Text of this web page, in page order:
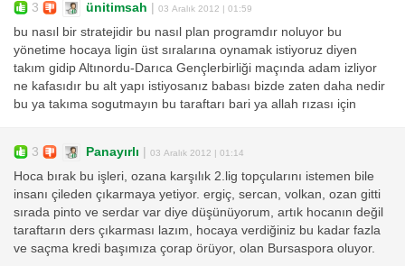
3 ünitimsah | 03 Aralık 2012 | 01:59
bu nasıl bir stratejidir bu nasıl plan programdır noluyor bu
yönetime hocaya ligin üst sıralarına oynamak istiyoruz diyen
takım gidip Altınordu-Darıca Gençlerbirliği maçında adam izliyor
ne kafasıdır bu alt yapı istiyosanız babası bizde zaten daha nedir
bu ya takıma sogutmayın bu taraftarı bari ya allah rızası için
3 Panayırlı | 03 Aralık 2012 | 01:14
Hoca bırak bu işleri, ozana karşılık 2.lig topçularını istemen bile
insanı çileden çıkarmaya yetiyor. ergiç, sercan, volkan, ozan gitti
sırada pinto ve serdar var diye düşünüyorum, artık hocanın değil
taraftarın ders çıkarması lazım, hocaya verdiğiniz bu kadar fazla
ve saçma kredi başımıza çorap örüyor, olan Bursaspora oluyor.